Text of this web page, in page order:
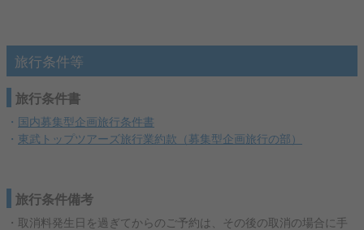
旅行条件等
旅行条件書
・ 国内募集型企画旅行条件書
・ 東武トップツアーズ旅行業約款（募集型企画旅行の部）
旅行条件備考
・取消料発生日を過ぎてからのご予約は、その後の取消の場合に手